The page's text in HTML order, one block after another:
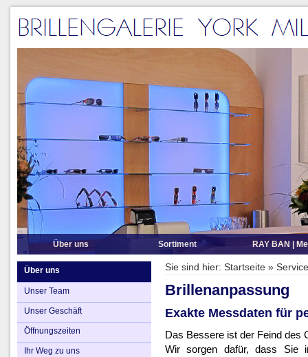
Über uns
Unser Geschäft
Öffnungszeiten
Ihr Weg zu uns
Sortiment
Brillenmarken A-Z
Sonnenbrillen
Sportbrillen
Kontaktlinsen
RAY BAN |
Über uns
Unser Team
Unser Geschäft
Öffnungszeiten
Ihr Weg zu uns
Sie sind hier: Startseite » Service
Brillenanpassung
Exakte Messdaten für
Das Bessere ist der Feind des
Wir sorgen dafür, dass Sie